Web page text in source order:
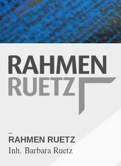
_
RAHMEN RUETZ
Inh. Barbara Ruetz